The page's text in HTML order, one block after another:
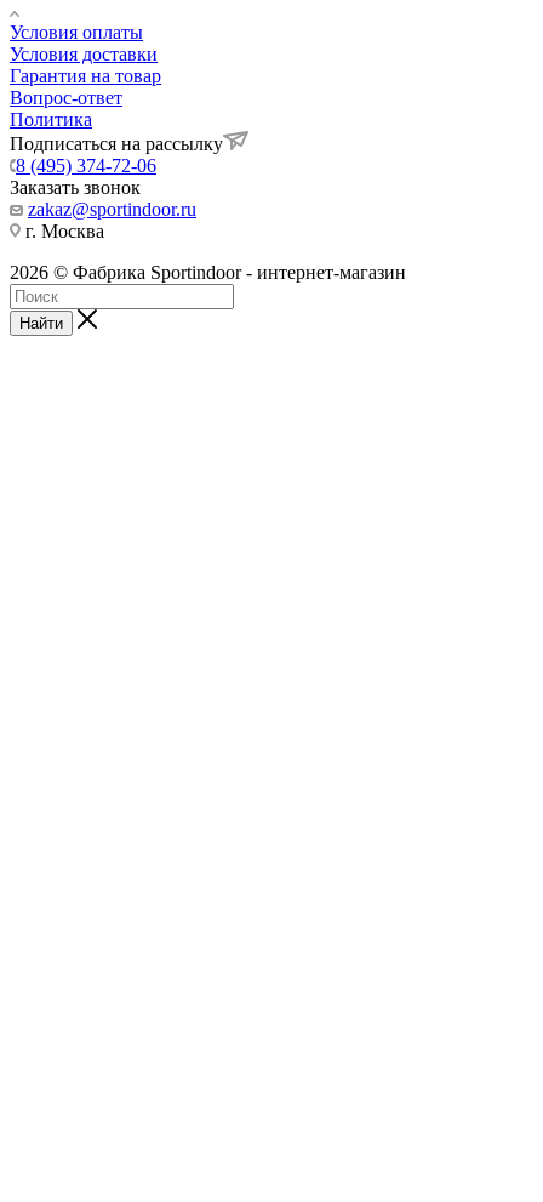
Условия оплаты
Условия доставки
Гарантия на товар
Вопрос-ответ
Политика
Подписаться на рассылку
8 (495) 374-72-06
Заказать звонок
zakaz@sportindoor.ru
г. Москва
2026 © Фабрика Sportindoor - интернет-магазин
Найти